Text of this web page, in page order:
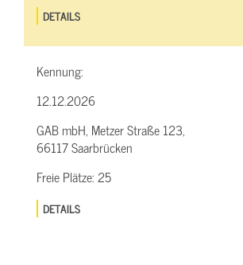
DETAILS
Kennung:
12.12.2026
GAB mbH, Metzer Straße 123,
66117 Saarbrücken
Freie Plätze:25
DETAILS